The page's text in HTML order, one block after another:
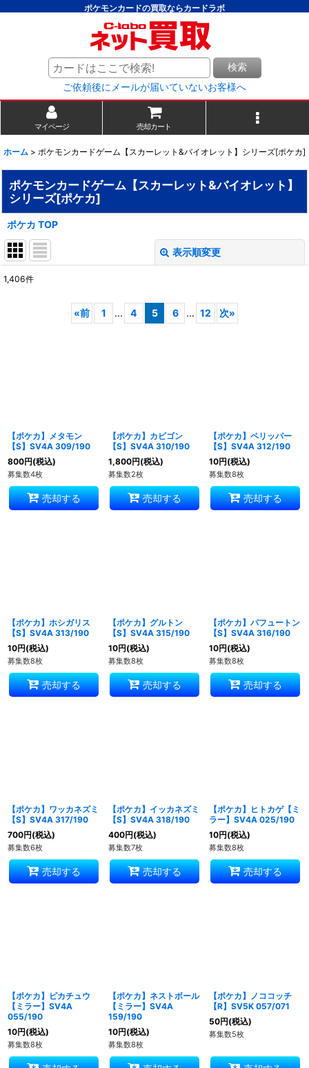
ポケモンカードの買取ならカードラボ
検索
ご依頼後にメールが届いていないお客様へ
マイページ 売却カート
ホーム > ポケモンカードゲーム【スカーレット&バイオレット】シリーズ[ポケカ]
ポケモンカードゲーム【スカーレット&バイオレット】
シリーズ[ポケカ]
ポケカ TOP
表示順変更
サブカテゴリ
1,406件
«前 1 ... 4 5 6 ... 12 次»
【ポケカ】メタモン
【S】SV4A 309/190
800円(税込)
募集数4枚
売却する
【ポケカ】カビゴン
【S】SV4A 310/190
1,800円(税込)
募集数2枚
売却する
【ポケカ】ペリッパー
【S】SV4A 312/190
10円(税込)
募集数8枚
売却する
【ポケカ】ホシガリス
【S】SV4A 313/190
10円(税込)
募集数8枚
売却する
【ポケカ】グルトン
【S】SV4A 315/190
10円(税込)
募集数8枚
売却する
【ポケカ】パフュートン
【S】SV4A 316/190
10円(税込)
募集数8枚
売却する
【ポケカ】ワッカネズミ
【S】SV4A 317/190
700円(税込)
募集数6枚
売却する
【ポケカ】イッカネズミ
【S】SV4A 318/190
400円(税込)
募集数7枚
売却する
【ポケカ】ヒトカゲ【ミ
ラー】SV4A 025/190
10円(税込)
募集数8枚
売却する
【ポケカ】ピカチュウ
【ミラー】SV4A
055/190
10円(税込)
募集数8枚
【ポケカ】ネストボール
【ミラー】SV4A
159/190
10円(税込)
募集数8枚
【ポケカ】ノココッチ
【R】SV5K 057/071
50円(税込)
募集数5枚